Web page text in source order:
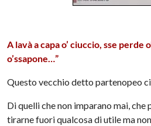
A lavà a capa o’ ciuccio, sse perde
o’ssapone…”
Questo vecchio detto partenopeo
Di quelli che non imparano mai,
tirarne fuori qualcosa di utile ma non